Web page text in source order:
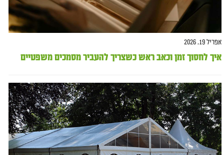
אפריל 19, 2026
איך לחסוך זמן וכאב ראש כשצריך להעביר מסמכים משפטיים